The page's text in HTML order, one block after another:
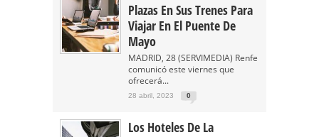
Plazas En Sus Trenes Para
Viajar En El Puente De
Mayo
MADRID, 28 (SERVIMEDIA) Renfe
comunicó este viernes que
ofrecerá...
28 abril, 2023 0
Los Hoteles De La